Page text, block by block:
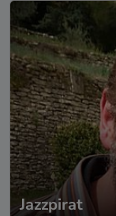
Jazzpirat